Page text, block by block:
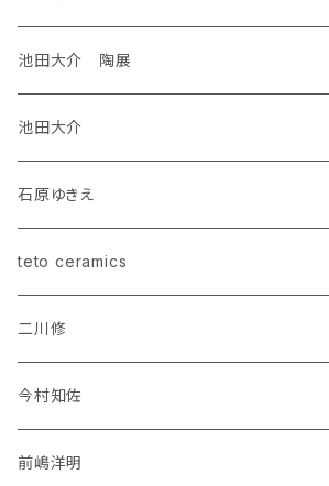
池田大介 陶展
池田大介
石原ゆきえ
teto ceramics
二川修
今村知佐
前嶋洋明